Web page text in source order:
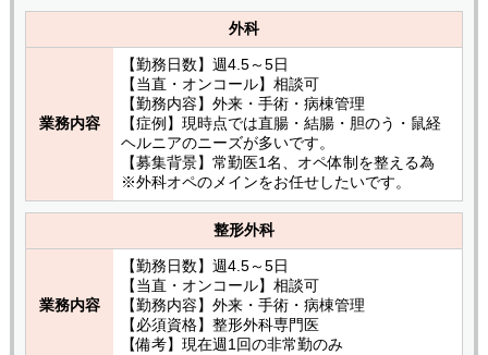
外科
業務内容
【勤務日数】週4.5～5日
【当直・オンコール】相談可
【勤務内容】外来・手術・病棟管理
【症例】現時点では直腸・結腸・胆のう・鼠経
ヘルニアのニーズが多いです。
【募集背景】常勤医1名、オペ体制を整える為
※外科オペのメインをお任せしたいです。
整形外科
業務内容
【勤務日数】週4.5～5日
【当直・オンコール】相談可
【勤務内容】外来・手術・病棟管理
【必須資格】整形外科専門医
【備考】現在週1回の非常勤のみ